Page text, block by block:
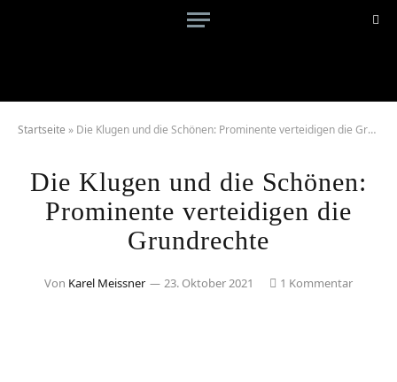
Startseite » Die Klugen und die Schönen: Prominente verteidigen die GrundrechteCOMPACT+
Die Klugen und die Schönen:
Prominente verteidigen die
Grundrechte
Von Karel Meissner 23. Oktober 2021 1 Kommentar